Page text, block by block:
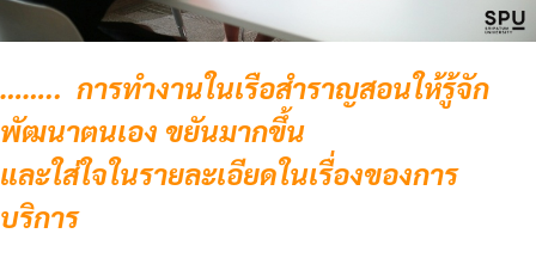
…….. การทำงานในเรือสำราญสอนให้รู้จัก
พัฒนาตนเอง ขยันมากขึ้น
และใส่ใจในรายละเอียดในเรื่องของการ
บริการ